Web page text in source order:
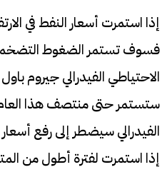
إذا استمرت أسعار النفط في
فسوف تستمر الضغوط
الاحتياطي الفيدرالي جيروم
ستستمر حتى منتصف هذا
الفيدرالي سيضطر إلى رفع
إذا استمرت لفترة أطول من